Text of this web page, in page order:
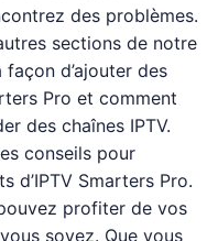
des problèmes.
sections de notre
d’ajouter des
Pro et comment
des chaînes IPTV.
conseils pour
d’IPTV Smarters Pro.
profiter de vos
soyez. Que vous